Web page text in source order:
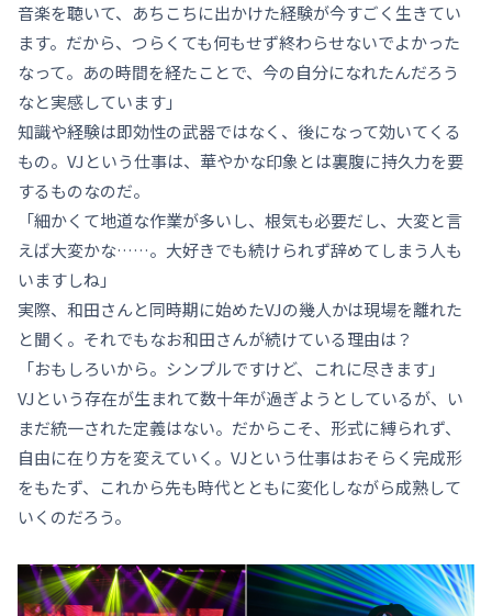
音楽を聴いて、あちこちに出かけた経験が今すごく生きてい
ます。だから、つらくても何もせず終わらせないでよかった
なって。あの時間を経たことで、今の自分になれたんだろう
なと実感しています」
知識や経験は即効性の武器ではなく、後になって効いてくる
もの。VJという仕事は、華やかな印象とは裏腹に持久力を要
するものなのだ。
「細かくて地道な作業が多いし、根気も必要だし、大変と言
えば大変かな……。大好きでも続けられず辞めてしまう人も
いますしね」
実際、和田さんと同時期に始めたVJの幾人かは現場を離れた
と聞く。それでもなお和田さんが続けている理由は？
「おもしろいから。シンプルですけど、これに尽きます」
VJという存在が生まれて数十年が過ぎようとしているが、い
まだ統一された定義はない。だからこそ、形式に縛られず、
自由に在り方を変えていく。VJという仕事はおそらく完成形
をもたず、これから先も時代とともに変化しながら成熟して
いくのだろう。